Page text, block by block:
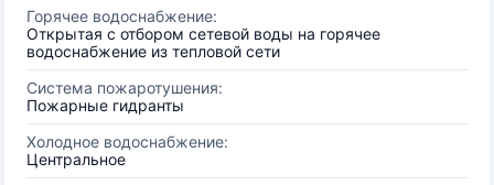
Горячее водоснабжение:
Открытая с отбором сетевой воды на горячее
водоснабжение из тепловой сети
Система пожаротушения:
Пожарные гидранты
Холодное водоснабжение:
Центральное